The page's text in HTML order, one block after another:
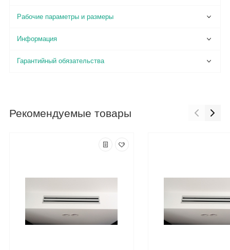
Рабочие параметры и размеры
Информация
Гарантийный обязательства
Рекомендуемые товары